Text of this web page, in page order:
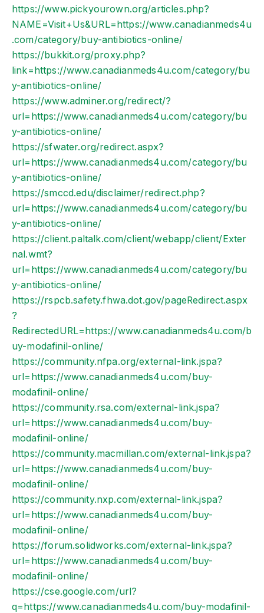
https://www.pickyourown.org/articles.php?
NAME=Visit+Us&URL=https://www.canadianmeds4u
.com/category/buy-antibiotics-online/
https://bukkit.org/proxy.php?
link=https://www.canadianmeds4u.com/category/bu
y-antibiotics-online/
https://www.adminer.org/redirect/?
url=https://www.canadianmeds4u.com/category/bu
y-antibiotics-online/
https://sfwater.org/redirect.aspx?
url=https://www.canadianmeds4u.com/category/bu
y-antibiotics-online/
https://smccd.edu/disclaimer/redirect.php?
url=https://www.canadianmeds4u.com/category/bu
y-antibiotics-online/
https://client.paltalk.com/client/webapp/client/Exter
nal.wmt?
url=https://www.canadianmeds4u.com/category/bu
y-antibiotics-online/
https://rspcb.safety.fhwa.dot.gov/pageRedirect.aspx
?
RedirectedURL=https://www.canadianmeds4u.com/b
uy-modafinil-online/
https://community.nfpa.org/external-link.jspa?
url=https://www.canadianmeds4u.com/buy-
modafinil-online/
https://community.rsa.com/external-link.jspa?
url=https://www.canadianmeds4u.com/buy-
modafinil-online/
https://community.macmillan.com/external-link.jspa?
url=https://www.canadianmeds4u.com/buy-
modafinil-online/
https://community.nxp.com/external-link.jspa?
url=https://www.canadianmeds4u.com/buy-
modafinil-online/
https://forum.solidworks.com/external-link.jspa?
url=https://www.canadianmeds4u.com/buy-
modafinil-online/
https://cse.google.com/url?
q=https://www.canadianmeds4u.com/buy-modafinil-